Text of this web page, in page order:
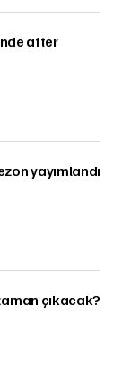
after
yayımlandı
çıkacak?